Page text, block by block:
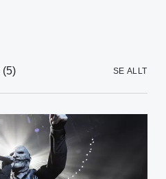
(5) SE ALLT